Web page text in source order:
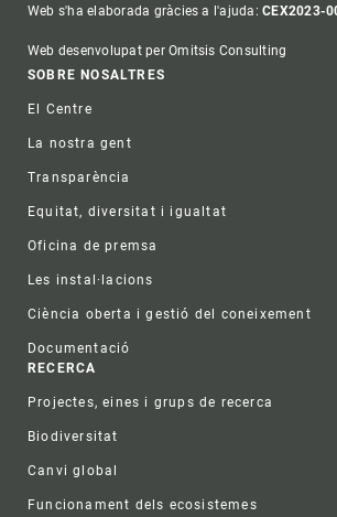
Web s'ha elaborada gràcies a l'ajuda:CEX2023-
Web desenvolupat per Omitsis Consulting
Footer
SOBRE NOSALTRES
El Centre
La nostra gent
Transparència
Equitat, diversitat i igualtat
Oficina de premsa
Les instal·lacions
Ciència oberta i gestió del coneixement
Documentació
RECERCA
Projectes, eines i grups de recerca
Biodiversitat
Canvi global
Funcionament dels ecosistemes